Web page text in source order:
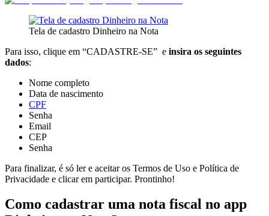
Tela de cadastro Dinheiro na Nota
Para isso, clique em “CADASTRE-SE” e insira os seguintes
dados:
Nome completo
Data de nascimento
CPF
Senha
Email
CEP
Senha
Para finalizar, é só ler e aceitar os Termos de Uso e Política de
Privacidade e clicar em participar. Prontinho!
Como cadastrar uma nota fiscal no app